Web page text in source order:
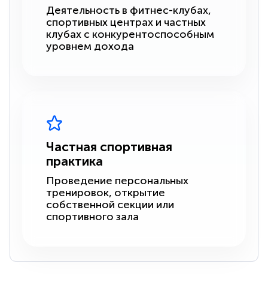
Деятельность в фитнес-клубах,
спортивных центрах и частных
клубах с конкурентоспособным
уровнем дохода
Частная спортивная
практика
Проведение персональных
тренировок, открытие
собственной секции или
спортивного зала